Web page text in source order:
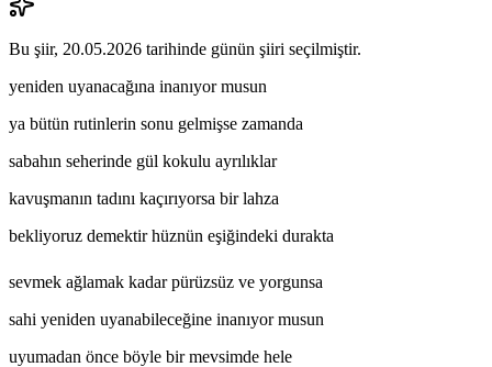
Bu şiir, 20.05.2026 tarihinde günün şiiri seçilmiştir.
yeniden uyanacağına inanıyor musun
ya bütün rutinlerin sonu gelmişse zamanda
sabahın seherinde gül kokulu ayrılıklar
kavuşmanın tadını kaçırıyorsa bir lahza
bekliyoruz demektir hüznün eşiğindeki durakta
sevmek ağlamak kadar pürüzsüz ve yorgunsa
sahi yeniden uyanabileceğine inanıyor musun
uyumadan önce böyle bir mevsimde hele